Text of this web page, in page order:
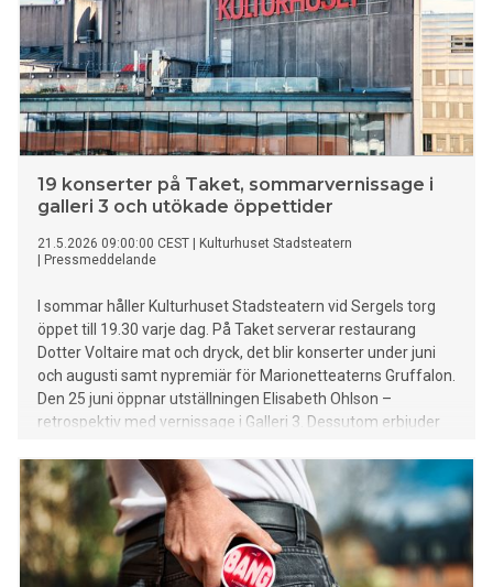
19 konserter på Taket, sommarvernissage i
galleri 3 och utökade öppettider
21.5.2026 09:00:00 CEST
Kulturhuset Stadsteatern
Pressmeddelande
I sommar håller Kulturhuset Stadsteatern vid Sergels torg
öppet till 19.30 varje dag. På Taket serverar restaurang
Dotter Voltaire mat och dryck, det blir konserter under juni
och augusti samt nypremiär för Marionetteaterns Gruffalon.
Den 25 juni öppnar utställningen Elisabeth Ohlson –
retrospektiv med vernissage i Galleri 3. Dessutom erbjuder
läsupplevelser och aktiviteter för alla åldrar.